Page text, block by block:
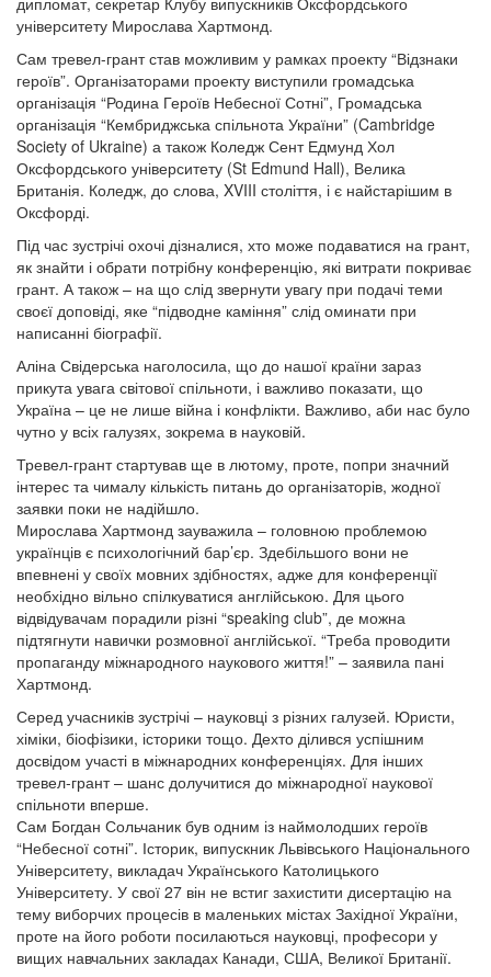
університету Мирослава Хартмонд.
Сам тревел-грант став можливим у рамках проекту “Відзнаки
героїв”. Організаторами проекту виступили громадська
організація “Родина Героїв Небесної Сотні”, Громадська
організація “Кембриджська спільнота України” (Cambridge
Society of Ukraine) а також Коледж Сент Едмунд Хол
Оксфордського університету (St Edmund Hall), Велика
Британія. Коледж, до слова, XVIII століття, і є найстарішим в
Оксфорді.
Під час зустрічі охочі дізналися, хто може подаватися на грант,
як знайти і обрати потрібну конференцію, які витрати покриває
грант. А також – на що слід звернути увагу при подачі теми
своєї доповіді, яке “підводне каміння” слід оминати при
написанні біографії.
Аліна Свідерська наголосила, що до нашої країни зараз
прикута увага світової спільноти, і важливо показати, що
Україна – це не лише війна і конфлікти. Важливо, аби нас було
чутно у всіх галузях, зокрема в науковій.
Тревел-грант стартував ще в лютому, проте, попри значний
інтерес та чималу кількість питань до організаторів, жодної
заявки поки не надійшло.
Мирослава Хартмонд зауважила – головною проблемою
українців є психологічний бар’єр. Здебільшого вони не
впевнені у своїх мовних здібностях, адже для конференції
необхідно вільно спілкуватися англійською. Для цього
відвідувачам порадили різні “speaking club”, де можна
підтягнути навички розмовної англійської. “Треба проводити
пропаганду міжнародного наукового життя!” – заявила пані
Хартмонд.
Серед учасників зустрічі – науковці з різних галузей. Юристи,
хіміки, біофізики, історики тощо. Дехто ділився успішним
досвідом участі в міжнародних конференціях. Для інших
тревел-грант – шанс долучитися до міжнародної наукової
спільноти вперше.
Сам Богдан Сольчаник був одним із наймолодших героїв
“Небесної сотні”. Історик, випускник Львівського Національного
Університету, викладач Українського Католицького
Університету. У свої 27 він не встиг захистити дисертацію на
тему виборчих процесів в маленьких містах Західної України,
проте на його роботи посилаються науковці, професори у
вищих навчальних закладах Канади, США, Великої Британії.